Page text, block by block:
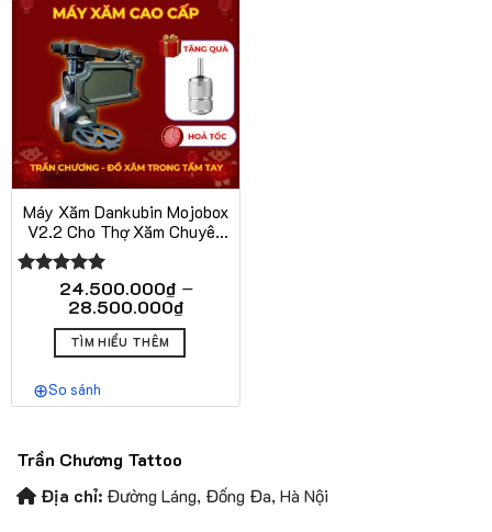
Máy Xăm Dankubin Mojobox
V2.2 Cho Thợ Xăm Chuyên
Được xếp
5.00
24.500.000₫ –
28.500.000₫Khoảng
giá:
24.500.000₫
TÌM HIỂU THÊM
Các
tùy
So sánh
Trần Chương Tattoo
Địa chỉ: Đường Láng, Đống Đa, Hà Nội